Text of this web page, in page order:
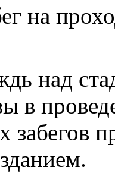
на
над
в
забегов